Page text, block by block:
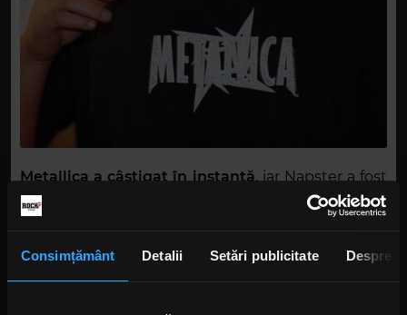
Consimțământ Detalii Setări publicitate Despre
Metallica a câștigat în instanță, iar Napster a fost
obligată să filtreze conținutul protejat.
Incapacitatea de a controla distribuția ilegală a
Dar victoria juridică a fost ambiguă. După cum